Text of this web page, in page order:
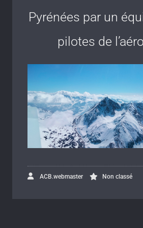
Pyrénées par un
pilotes de
ACB.webmaster Non classé